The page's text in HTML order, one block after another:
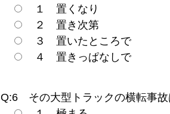
１ 置くなり
２ 置き次第
３ 置いたところで
４ 置きっぱなしで
Q:6 その大型トラックの横転事故